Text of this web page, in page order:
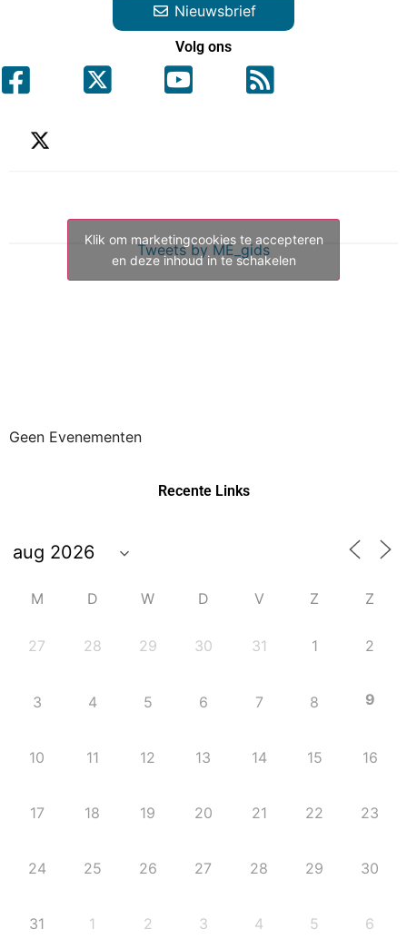
Nieuwsbrief
Volg ons
Tweets by ME_gids
Klik om marketingcookies te accepteren
en deze inhoud in te schakelen
Geen Evenementen
Recente Links
M D W D V Z Z
27 28 29 30 31 1 2
3 4 5 6 7 8 9
10 11 12 13 14 15 16
17 18 19 20 21 22 23
24 25 26 27 28 29 30
31 1 2 3 4 5 6